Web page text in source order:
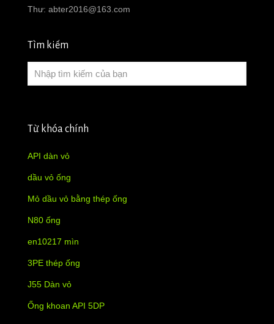
Thư: abter2016@163.com
Tìm kiếm
Từ khóa chính
API dàn vỏ
dầu vỏ ống
Mỏ dầu vỏ bằng thép ống
N80 ống
en10217 mìn
3PE thép ống
J55 Dàn vỏ
Ống khoan API 5DP